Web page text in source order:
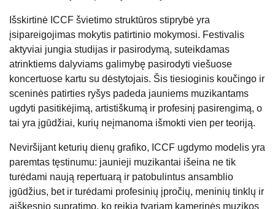
Išskirtinė ICCF švietimo struktūros stiprybė yra
įsipareigojimas mokytis patirtinio mokymosi. Festivalis
aktyviai jungia studijas ir pasirodymą, suteikdamas
atrinktiems dalyviams galimybę pasirodyti viešuose
koncertuose kartu su dėstytojais. Šis tiesioginis koučingo ir
sceninės patirties ryšys padeda jauniems muzikantams
ugdyti pasitikėjimą, artistiškumą ir profesinį pasirengimą, o
tai yra įgūdžiai, kurių neįmanoma išmokti vien per teoriją.
Neviršijant keturių dienų grafiko, ICCF ugdymo modelis yra
paremtas tęstinumu: jaunieji muzikantai išeina ne tik
turėdami naują repertuarą ir patobulintus ansamblio
įgūdžius, bet ir turėdami profesinių įpročių, meninių tinklų ir
aiškesnio supratimo, ko reikia tvariam kamerinės muzikos